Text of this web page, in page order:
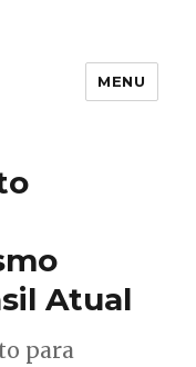
MENU
Atual
para